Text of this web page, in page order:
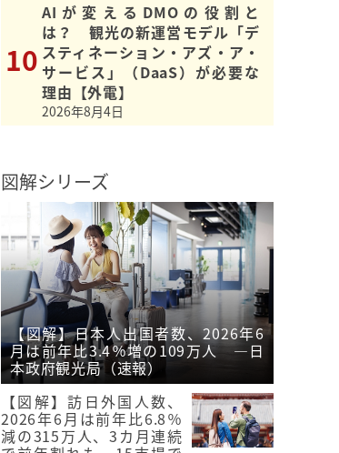
AIが変えるDMOの役割と
は？ 観光の新運営モデル「デ
スティネーション・アズ・ア・
サービス」（DaaS）が必要な
理由【外電】
2026年8月4日
図解シリーズ
【図解】日本人出国者数、2026年6
月は前年比3.4％増の109万人 ―日
本政府観光局（速報）
【図解】訪日外国人数、
2026年6月は前年比6.8％
減の315万人、3カ月連続